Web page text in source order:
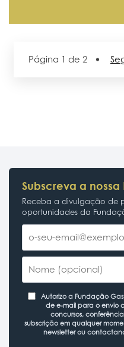
Página 1 de 2
Subscreva a nossa
Receba a divulgação de
oportunidades da
Autorizo a Fundação
de e-mail para o envio
concursos,
subscrição em qualquer
newsletter ou